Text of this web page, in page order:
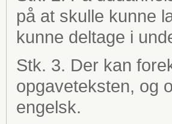
på at skulle kunne
kunne deltage i
Stk. 3. Der kan
opgaveteksten, og
engelsk.